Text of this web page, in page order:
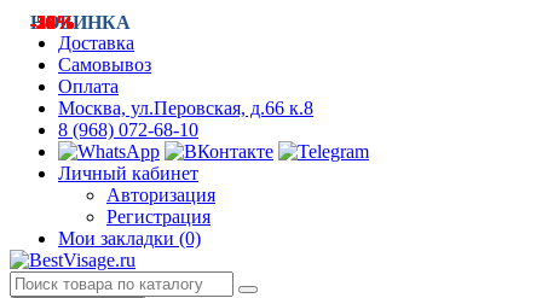
Доставка
Самовывоз
Оплата
Москва, ул.Перовская, д.66 к.8
8 (968) 072-68-10
Личный кабинет
Авторизация
Регистрация
Мои закладки (0)
-34%
-18%
НОВИНКА
-25%
-19%
-50%
-34%
-28%
-50%